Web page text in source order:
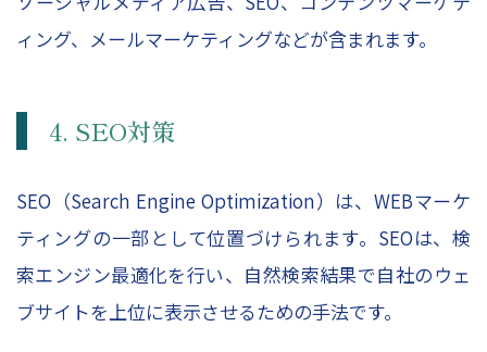
ィング、メールマーケティングなどが含まれます。
4. SEO対策
SEO（Search Engine Optimization）は、WEBマーケ
ティングの一部として位置づけられます。SEOは、検
索エンジン最適化を行い、自然検索結果で自社のウェ
ブサイトを上位に表示させるための手法です。